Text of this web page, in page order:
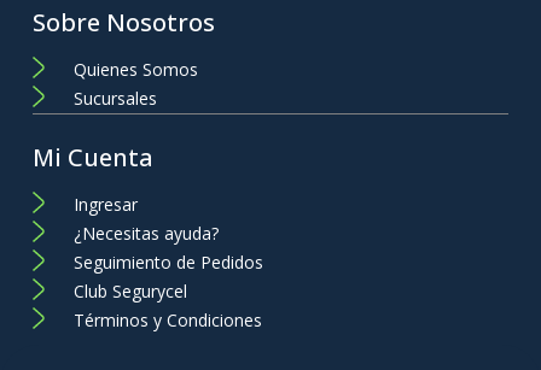
Sobre Nosotros
Quienes Somos
Sucursales
Mi Cuenta
Ingresar
¿Necesitas ayuda?
Seguimiento de Pedidos
Club Segurycel
Términos y Condiciones